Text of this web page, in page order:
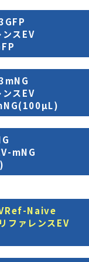
ンスEV
ンスEV
mNG
Naive
リファレンスEV